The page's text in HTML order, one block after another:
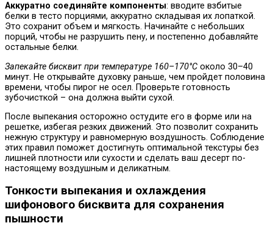
Аккуратно соединяйте компоненты: вводите взбитые
белки в тесто порциями, аккуратно складывая их лопаткой.
Это сохранит объем и мягкость. Начинайте с небольших
порций, чтобы не разрушить пену, и постепенно добавляйте
остальные белки.
Запекайте бисквит при температуре 160–170°C около 30–40
минут. Не открывайте духовку раньше, чем пройдет половина
времени, чтобы пирог не осел. Проверьте готовность
зубочисткой – она должна выйти сухой.
После выпекания осторожно остудите его в форме или на
решетке, избегая резких движений. Это позволит сохранить
нежную структуру и равномерную воздушность. Соблюдение
этих правил поможет достигнуть оптимальной текстуры без
лишней плотности или сухости и сделать ваш десерт по-
настоящему воздушным и деликатным.
Тонкости выпекания и охлаждения
шифонового бисквита для сохранения
пышности